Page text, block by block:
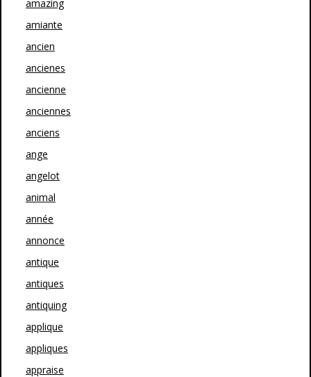
amazing
amiante
ancien
ancienes
ancienne
anciennes
anciens
ange
angelot
animal
année
annonce
antique
antiques
antiquing
applique
appliques
appraise